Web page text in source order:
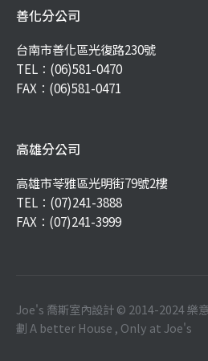
善化分公司
台南市善化區光復路230號
TEL： (06)581-0470
FAX：(06)581-0471
高雄分公司
高雄市苓雅區光明街79號2樓
TEL： (07)241-3888
FAX：(07)241-3999
Joe's 喬斯室內設計 © 2014-2024 樂
劃 A better House , Only at Joe's